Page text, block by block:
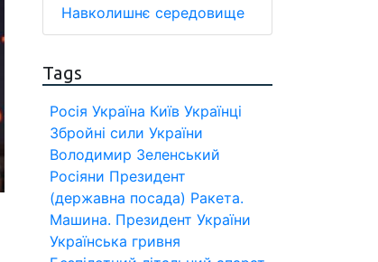
Навколишнє середовище
Tags
Росія Україна Київ Українці
Збройні сили України
Володимир Зеленський
Росіяни Президент
(державна посада) Ракета.
Машина. Президент України
Українська гривня